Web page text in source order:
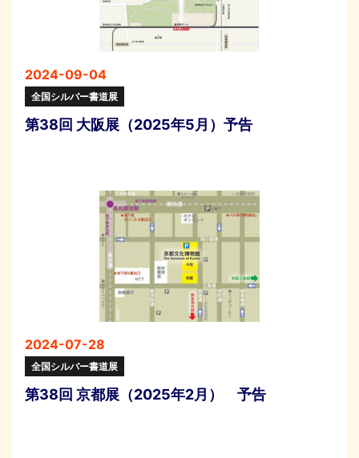
2024-09-04
全国シルバー書道展
第38回 大阪展（2025年5月）予告
2024-07-28
全国シルバー書道展
第38回 京都展（2025年2月） 予告